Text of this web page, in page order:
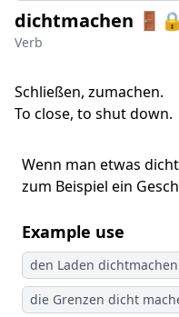
dichtmachen 🚪🔒
Verb
Schließen, zumachen.
To close, to shut down.
Wenn man etwas
zum Beispiel ein
Example use
den Laden dichtmachen
die Grenzen dicht